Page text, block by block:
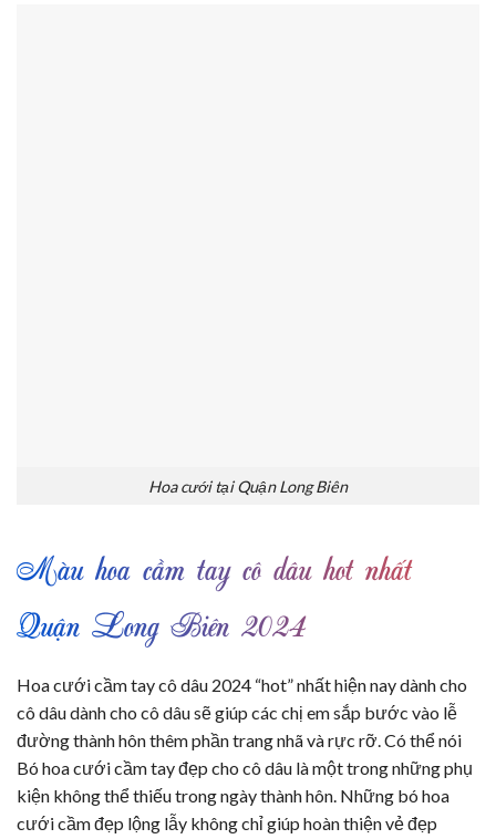
Hoa cưới tại Quận Long Biên
Màu hoa cầm tay cô dâu hot nhất
Quận Long Biên 2024
Hoa cưới cầm tay cô dâu 2024 “hot” nhất hiện nay dành cho
cô dâu dành cho cô dâu sẽ giúp các chị em sắp bước vào lễ
đường thành hôn thêm phần trang nhã và rực rỡ. Có thể nói
Bó hoa cưới cầm tay đẹp cho cô dâu là một trong những phụ
kiện không thể thiếu trong ngày thành hôn. Những bó hoa
cưới cầm đẹp lộng lẫy không chỉ giúp hoàn thiện vẻ đẹp